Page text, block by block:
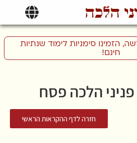
הלכה
הזמינו סימניות לימוד שנתיות
חינם!
הלכה פסח
חזרה לדף ההקראות הראשי